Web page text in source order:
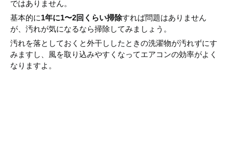
ではありません。
基本的に1年に1〜2回くらい掃除すれば問題はありません
が、汚れが気になるなら掃除してみましょう。
汚れを落としておくと外干ししたときの洗濯物が汚れずにす
みますし、風を取り込みやすくなってエアコンの効率がよく
なりますよ。